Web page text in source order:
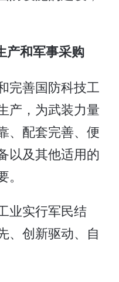
和军事采购
善国防科技工
产，为武装力量
、配套完善、便
以及其他适用的
业实行军民结
、创新驱动、自